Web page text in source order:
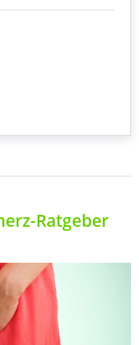
Ratgeber